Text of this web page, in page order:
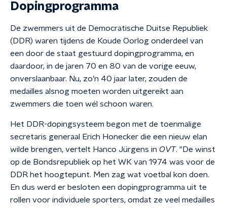
Dopingprogramma
De zwemmers uit de Democratische Duitse Republiek
(DDR) waren tijdens de Koude Oorlog onderdeel van
een door de staat gestuurd dopingprogramma, en
daardoor, in de jaren 70 en 80 van de vorige eeuw,
onverslaanbaar. Nu, zo’n 40 jaar later, zouden de
medailles alsnog moeten worden uitgereikt aan
zwemmers die toen wél schoon waren.
Het DDR-dopingsysteem begon met de toenmalige
secretaris generaal Erich Honecker die een nieuw elan
wilde brengen, vertelt Hanco Jürgens in OVT. "De winst
op de Bondsrepubliek op het WK van 1974 was voor de
DDR het hoogtepunt. Men zag wat voetbal kon doen.
En dus werd er besloten een dopingprogramma uit te
rollen voor individuele sporters, omdat ze veel medailles